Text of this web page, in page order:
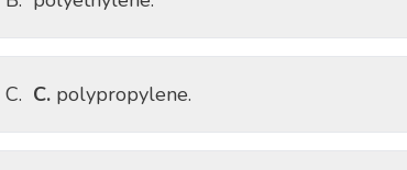
C. C. polypropylene.